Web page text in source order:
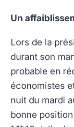
Un
Lors de la
durant son
probable en
économistes
nuit du mardi
bonne